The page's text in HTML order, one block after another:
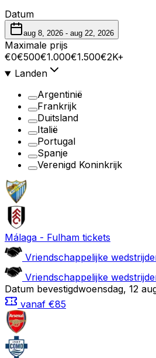
Datum
aug 8, 2026 - aug 22, 2026
Maximale prijs
€0€500€1.000€1.500€2K+
Landen
Argentinië
Frankrijk
Duitsland
Italië
Portugal
Spanje
Verenigd Koninkrijk
Málaga - Fulham tickets
Vriendschappelijke
Vriendschappelijke
Datum bevestigdwoensdag, 12
vanaf €85